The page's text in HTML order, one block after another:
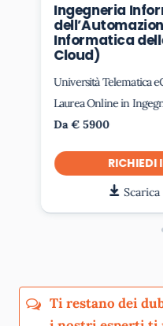
Ingegneria
Informatica
Cloud)
Università Telematica
Laurea Online in
Da € 5900
RICHIEDI